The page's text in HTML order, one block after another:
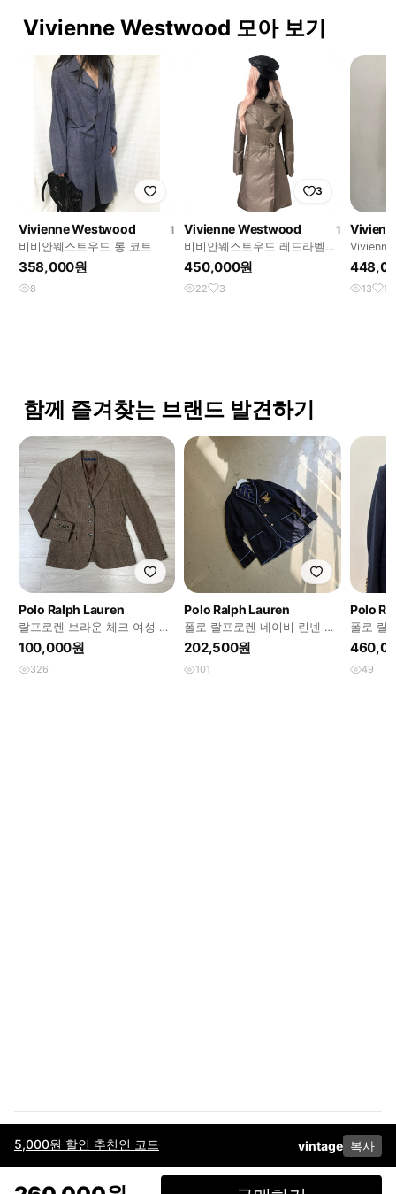
5,000원 할인 추천인 코드 vintage 복사
Vivienne Westwood 모아 보기
Vivienne Westwood
1
비비안웨스트우드 롱 코트
358,000원
8
3
Vivienne Westwood
1
비비안웨스트우드 레드라벨
orb 드레이핑 패딩
450,000원
22 3
스트우
코트
13 1
함께 즐겨찾는 브랜드 발견하기
Polo Ralph Lauren
랄프로렌 브라운 체크 여성 블
레이저 자켓
100,000원
326
Polo Ralph Lauren
폴로 랄프로렌 네이비 린넨 네
이비 블레이저 금장 버튼 L
100
202,500원
101
Polo
폴로 랄
레이저
49
이용약관고객센터판매개인정보 처리방침사업자 정보다운로드
페이스북